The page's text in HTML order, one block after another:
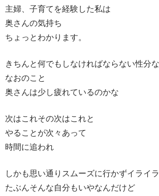
主婦、子育てを経験した私は
奥さんの気持ち
ちょっとわかります。
きちんと何でもしなければならない性分
なおのこと
奥さんは少し疲れているのかな
次はこれその次はこれと
やることが次々あって
時間に追われ
しかも思い通りスムーズに行かずイライラ
たぶんそんな自分もいやなんだけど